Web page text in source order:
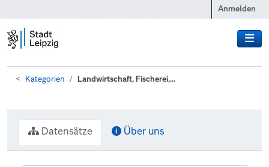
Anmelden
Kategorien Landwirtschaft, Fischerei,...
Datensätze Über uns